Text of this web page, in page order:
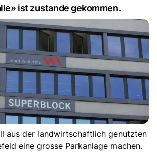
ist zustande gekommen.
aus der landwirtschaftlich genutzten
eine grosse Parkanlage machen.